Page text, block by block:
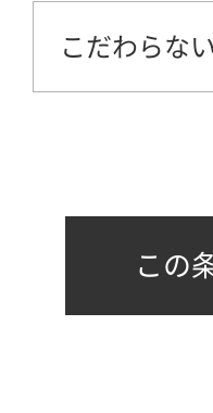
こだわらない
この